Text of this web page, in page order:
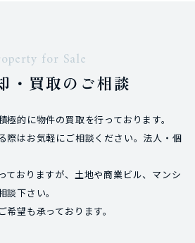
for Sale
・買取のご相談
的に物件の買取を行っております。
際はお気軽にご相談ください。法人・個
ておりますが、土地や商業ビル、マンシ
下さい。
望も承っております。